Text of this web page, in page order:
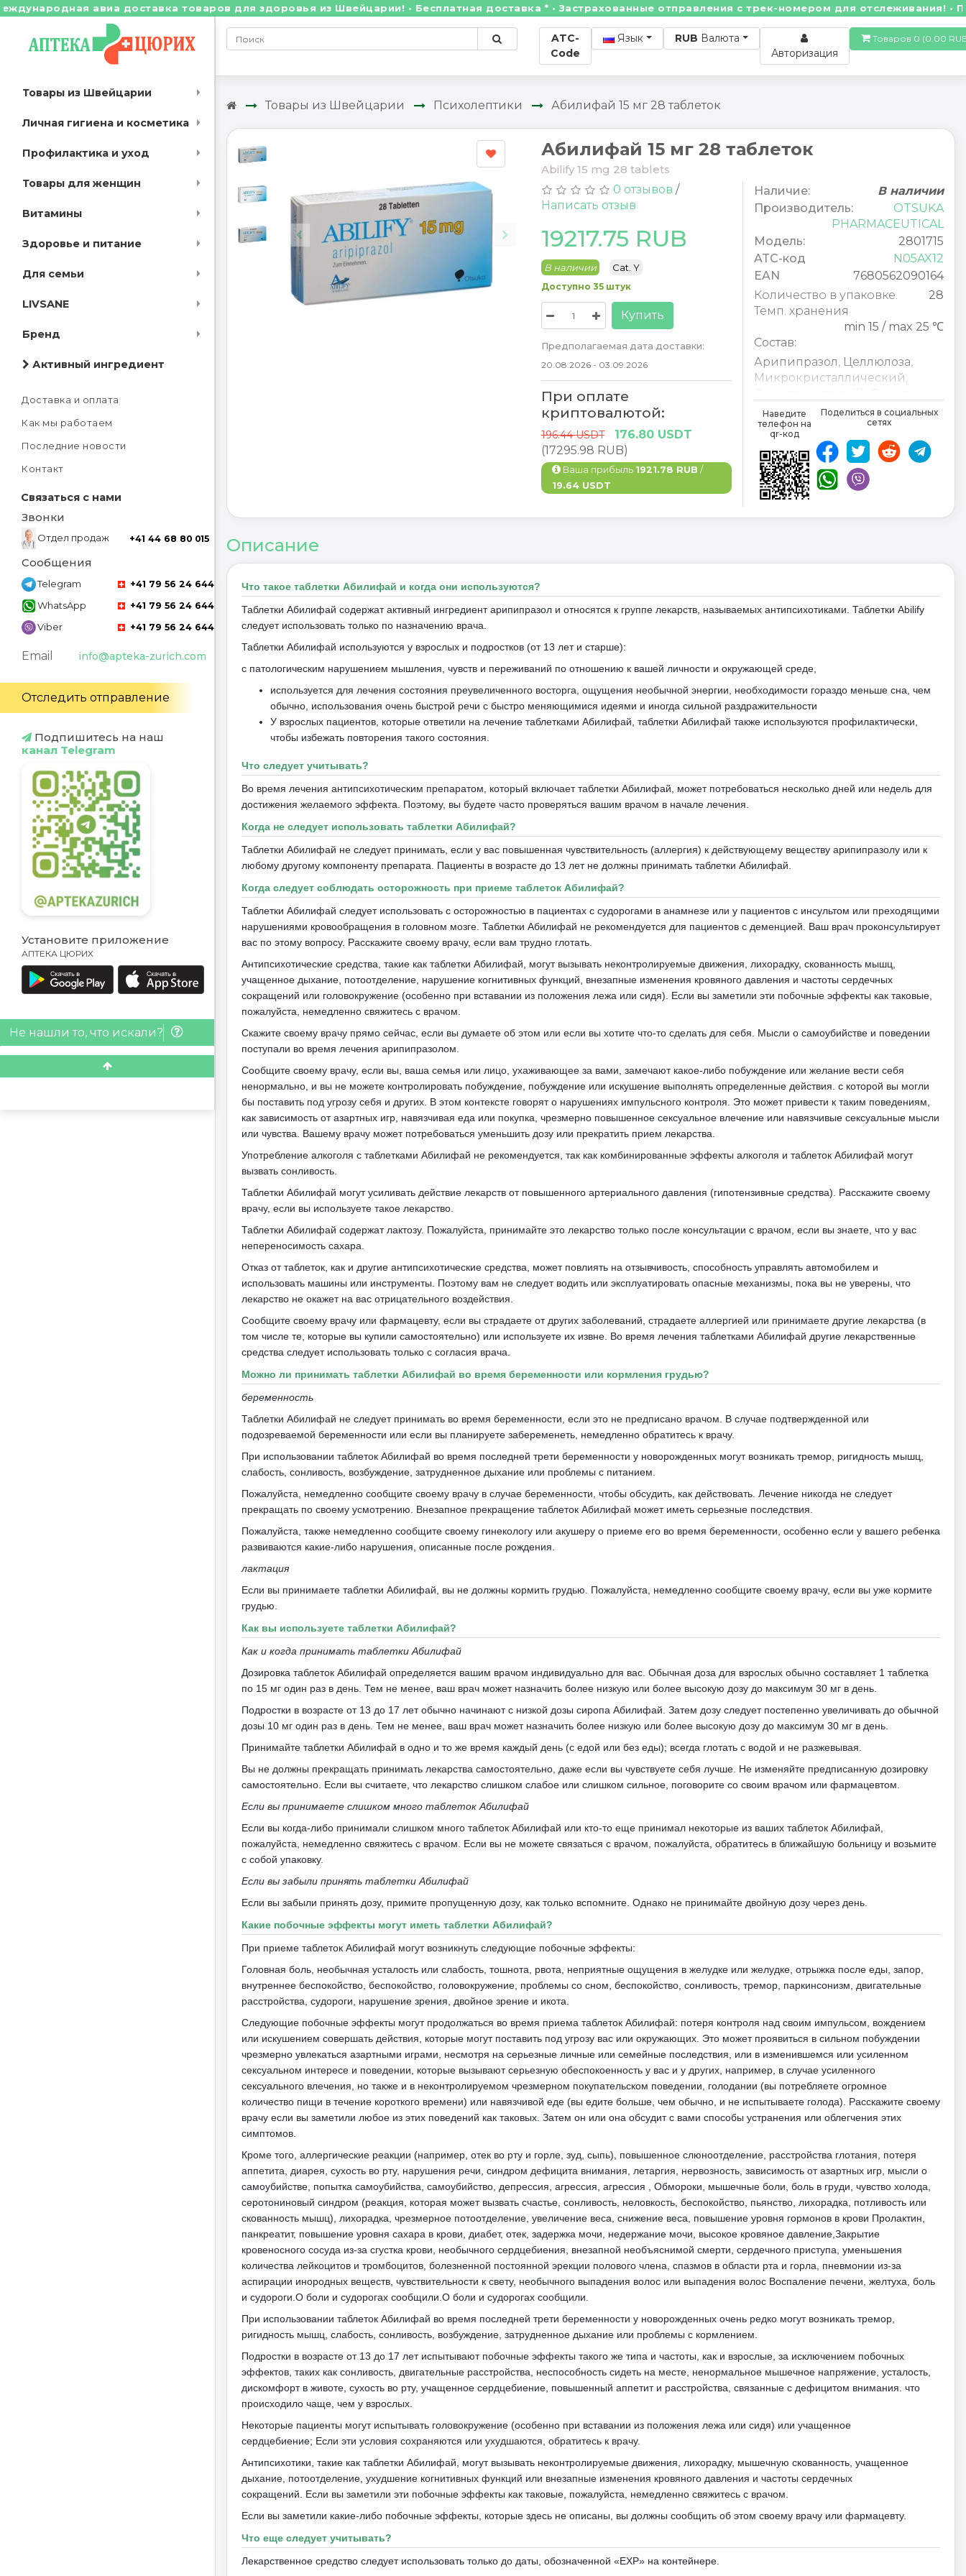
авиа доставка товаров для здоровья из Швейцарии! • Бесплатная доставка * • Застрахованные отправления с трек-номером для отслеживания! • По
Товары из Швейцарии
Личная гигиена и косметика
Профилактика и уход
Товары для женщин
Витамины
Здоровье и питание
Для семьи
LIVSANE
Бренд
Активный ингредиент
Доставка и оплата
Как мы работаем
Последние новости
Контакт
Связаться с нами
Звонки
Отдел продаж +41 44 68 80 015
Сообщения
Telegram +41 79 56 24 644
WhatsApp +41 79 56 24 644
Viber +41 79 56 24 644
Email info@apteka-zurich.com
Отследить отправление
Подпишитесь на наш
канал Telegram
Установите приложение
АПТЕКА ЦЮРИХ
Не нашли то, что искали?
ATC-
Code
Язык RUB Валюта
Авторизация
Товаров 0
Товары из Швейцарии Психолептики Абилифай 15 мг 28 таблеток
Абилифай 15 мг 28 таблеток
Abilify 15 mg 28 tablets
0 отзывов /
Написать отзыв
19217.75 RUB
В наличии Cat. Y
Доступно 35 штук
Купить
Предполагаемая дата доставки:
20.08.2026 - 03.09.2026
При оплате
криптовалютой:
196.44 USDT
176.80 USDT
(17295.98 RUB)
Ваша прибыль 1921.78 RUB /
19.64 USDT
Наличие:
В наличии
Производитель:
OTSUKA
PHARMACEUTICAL
Модель:
2801715
ATC-код
N05AX12
EAN
7680562090164
Количество в упаковке.
28
Темп. хранения
min 15 / max 25 ℃
Состав:
Арипипразол, Целлюлоза,
Микрокристаллический,
железа (iii)
Гипролоза ,Лактоза,
Магния стеарат
Магния
стеарат, Кукурузный крахмал
Aripiprazol ,Cellulose
mikrokristalline
Eisen(III)-oxid
Наведите
телефон на
qr-код
Поделиться в социальных
сетях
Описание
Что такое таблетки Абилифай и когда они используются?
Таблетки Абилифай содержат активный ингредиент арипипразол и относятся к группе лекарств, называемых антипсихотиками. Таблетки Abilify
следует использовать только по назначению врача.
Таблетки Абилифай используются у взрослых и подростков (от 13 лет и старше):
с патологическим нарушением мышления, чувств и переживаний по отношению к вашей личности и окружающей среде,
используется для лечения состояния преувеличенного восторга, ощущения необычной энергии, необходимости гораздо меньше сна, чем
обычно, использования очень быстрой речи с быстро меняющимися идеями и иногда сильной раздражительности
У взрослых пациентов, которые ответили на лечение таблетками Абилифай, таблетки Абилифай также используются профилактически,
чтобы избежать повторения такого состояния.
Что следует учитывать?
Во время лечения антипсихотическим препаратом, который включает таблетки Абилифай, может потребоваться несколько дней или недель для
достижения желаемого эффекта. Поэтому, вы будете часто проверяться вашим врачом в начале лечения.
Когда не следует использовать таблетки Абилифай?
Таблетки Абилифай не следует принимать, если у вас повышенная чувствительность (аллергия) к действующему веществу арипипразолу или к
любому другому компоненту препарата. Пациенты в возрасте до 13 лет не должны принимать таблетки Абилифай.
Когда следует соблюдать осторожность при приеме таблеток Абилифай?
Таблетки Абилифай следует использовать с осторожностью в пациентах с судорогами в анамнезе или у пациентов с инсультом или преходящими
нарушениями кровообращения в головном мозге. Таблетки Абилифай не рекомендуется для пациентов с деменцией. Ваш врач проконсультирует
вас по этому вопросу. Расскажите своему врачу, если вам трудно глотать.
Антипсихотические средства, такие как таблетки Абилифай, могут вызывать неконтролируемые движения, лихорадку, скованность мышц,
учащенное дыхание, потоотделение, нарушение когнитивных функций, внезапные изменения кровяного давления и частоты сердечных
сокращений или головокружение (особенно при вставании из положения лежа или сидя). Если вы заметили эти побочные эффекты как таковые,
пожалуйста, немедленно свяжитесь с врачом.
Скажите своему врачу прямо сейчас, если вы думаете об этом или если вы хотите что-то сделать для себя. Мысли о самоубийстве и поведении
поступали во время лечения арипипразолом.
Сообщите своему врачу, если вы, ваша семья или лицо, ухаживающее за вами, замечают какое-либо побуждение или желание вести себя
ненормально, и вы не можете контролировать побуждение, побуждение или искушение выполнять определенные действия. с которой вы могли
бы поставить под угрозу себя и других. В этом контексте говорят о нарушениях импульсного контроля. Это может привести к таким поведениям,
как зависимость от азартных игр, навязчивая еда или покупка, чрезмерно повышенное сексуальное влечение или навязчивые сексуальные мысли
или чувства. Вашему врачу может потребоваться уменьшить дозу или прекратить прием лекарства.
Употребление алкоголя с таблетками Абилифай не рекомендуется, так как комбинированные эффекты алкоголя и таблеток Абилифай могут
вызвать сонливость.
Таблетки Абилифай могут усиливать действие лекарств от повышенного артериального давления (гипотензивные средства). Расскажите своему
врачу, если вы используете такое лекарство.
Таблетки Абилифай содержат лактозу. Пожалуйста, принимайте это лекарство только после консультации с врачом, если вы знаете, что у вас
непереносимость сахара.
Отказ от таблеток, как и другие антипсихотические средства, может повлиять на отзывчивость, способность управлять автомобилем и
использовать машины или инструменты. Поэтому вам не следует водить или эксплуатировать опасные механизмы, пока вы не уверены, что
лекарство не окажет на вас отрицательного воздействия.
Сообщите своему врачу или фармацевту, если вы страдаете от других заболеваний, страдаете аллергией или принимаете другие лекарства (в
том числе те, которые вы купили самостоятельно) или используете их извне. Во время лечения таблетками Абилифай другие лекарственные
средства следует использовать только с согласия врача.
Можно ли принимать таблетки Абилифай во время беременности или кормления грудью?
беременность
Таблетки Абилифай не следует принимать во время беременности, если это не предписано врачом. В случае подтвержденной или
подозреваемой беременности или если вы планируете забеременеть, немедленно обратитесь к врачу.
При использовании таблеток Абилифай во время последней трети беременности у новорожденных могут возникать тремор, ригидность мышц,
слабость, сонливость, возбуждение, затрудненное дыхание или проблемы с питанием.
Пожалуйста, немедленно сообщите своему врачу в случае беременности, чтобы обсудить, как действовать. Лечение никогда не следует
прекращать по своему усмотрению. Внезапное прекращение таблеток Абилифай может иметь серьезные последствия.
Пожалуйста, также немедленно сообщите своему гинекологу или акушеру о приеме его во время беременности, особенно если у вашего ребенка
развиваются какие-либо нарушения, описанные после рождения.
лактация
Если вы принимаете таблетки Абилифай, вы не должны кормить грудью. Пожалуйста, немедленно сообщите своему врачу, если вы уже кормите
грудью.
Как вы используете таблетки Абилифай?
Как и когда принимать таблетки Абилифай
Дозировка таблеток Абилифай определяется вашим врачом индивидуально для вас. Обычная доза для взрослых обычно составляет 1 таблетка
по 15 мг один раз в день. Тем не менее, ваш врач может назначить более низкую или более высокую дозу до максимум 30 мг в день.
Подростки в возрасте от 13 до 17 лет обычно начинают с низкой дозы сиропа Абилифай. Затем дозу следует постепенно увеличивать до обычной
дозы 10 мг один раз в день. Тем не менее, ваш врач может назначить более низкую или более высокую дозу до максимум 30 мг в день.
Принимайте таблетки Абилифай в одно и то же время каждый день (с едой или без еды); всегда глотать с водой и не разжевывая.
Вы не должны прекращать принимать лекарства самостоятельно, даже если вы чувствуете себя лучше. Не изменяйте предписанную дозировку
самостоятельно. Если вы считаете, что лекарство слишком слабое или слишком сильное, поговорите со своим врачом или фармацевтом.
Если вы принимаете слишком много таблеток Абилифай
Если вы когда-либо принимали слишком много таблеток Абилифай или кто-то еще принимал некоторые из ваших таблеток Абилифай,
пожалуйста, немедленно свяжитесь с врачом. Если вы не можете связаться с врачом, пожалуйста, обратитесь в ближайшую больницу и возьмите
с собой упаковку.
Если вы забыли принять таблетки Абилифай
Если вы забыли принять дозу, примите пропущенную дозу, как только вспомните. Однако не принимайте двойную дозу через день.
Какие побочные эффекты могут иметь таблетки Абилифай?
При приеме таблеток Абилифай могут возникнуть следующие побочные эффекты:
Головная боль, необычная усталость или слабость, тошнота, рвота, неприятные ощущения в желудке или желудке, отрыжка после еды, запор,
внутреннее беспокойство, беспокойство, головокружение, проблемы со сном, беспокойство, сонливость, тремор, паркинсонизм, двигательные
расстройства, судороги, нарушение зрения, двойное зрение и икота.
Следующие побочные эффекты могут продолжаться во время приема таблеток Абилифай: потеря контроля над своим импульсом, вождением
или искушением совершать действия, которые могут поставить под угрозу вас или окружающих. Это может проявиться в сильном побуждении
чрезмерно увлекаться азартными играми, несмотря на серьезные личные или семейные последствия, или в изменившемся или усиленном
сексуальном интересе и поведении, которые вызывают серьезную обеспокоенность у вас и у других, например, в случае усиленного
сексуального влечения, но также и в неконтролируемом чрезмерном покупательском поведении, голодании (вы потребляете огромное
количество пищи в течение короткого времени) или навязчивой еде (вы едите больше, чем обычно, и не испытываете голода). Расскажите своему
врачу если вы заметили любое из этих поведений как таковых. Затем он или она обсудит с вами способы устранения или облегчения этих
симптомов.
Кроме того, аллергические реакции (например, отек во рту и горле, зуд, сыпь), повышенное слюноотделение, расстройства глотания, потеря
аппетита, диарея, сухость во рту, нарушения речи, синдром дефицита внимания, летаргия, нервозность, зависимость от азартных игр, мысли о
самоубийстве, попытка самоубийства, самоубийство, депрессия, агрессия, агрессия , Обмороки, мышечные боли, боль в груди, чувство холода,
серотониновый синдром (реакция, которая может вызвать счастье, сонливость, неловкость, беспокойство, пьянство, лихорадка, потливость или
скованность мышц), лихорадка, чрезмерное потоотделение, увеличение веса, снижение веса, повышение уровня гормонов в крови Пролактин,
панкреатит, повышение уровня сахара в крови, диабет, отек, задержка мочи, недержание мочи, высокое кровяное давление,Закрытие
кровеносного сосуда из-за сгустка крови, необычного сердцебиения, внезапной необъяснимой смерти, сердечного приступа, уменьшения
количества лейкоцитов и тромбоцитов, болезненной постоянной эрекции полового члена, спазмов в области рта и горла, пневмонии из-за
аспирации инородных веществ, чувствительности к свету, необычного выпадения волос или выпадения волос Воспаление печени, желтуха, боль
и судороги.О боли и судорогах сообщили.О боли и судорогах сообщили.
При использовании таблеток Абилифай во время последней трети беременности у новорожденных очень редко могут возникать тремор,
ригидность мышц, слабость, сонливость, возбуждение, затрудненное дыхание или проблемы с кормлением.
Подростки в возрасте от 13 до 17 лет испытывают побочные эффекты такого же типа и частоты, как и взрослые, за исключением побочных
эффектов, таких как сонливость, двигательные расстройства, неспособность сидеть на месте, ненормальное мышечное напряжение, усталость,
дискомфорт в животе, сухость во рту, учащенное сердцебиение, повышенный аппетит и расстройства, связанные с дефицитом внимания. что
происходило чаще, чем у взрослых.
Некоторые пациенты могут испытывать головокружение (особенно при вставании из положения лежа или сидя) или учащенное
сердцебиение; Если эти условия сохраняются или ухудшаются, обратитесь к врачу.
Антипсихотики, такие как таблетки Абилифай, могут вызывать неконтролируемые движения, лихорадку, мышечную скованность, учащенное
дыхание, потоотделение, ухудшение когнитивных функций или внезапные изменения кровяного давления и частоты сердечных
сокращений. Если вы заметили эти побочные эффекты как таковые, пожалуйста, немедленно свяжитесь с врачом.
Если вы заметили какие-либо побочные эффекты, которые здесь не описаны, вы должны сообщить об этом своему врачу или фармацевту.
Что еще следует учитывать?
Лекарственное средство следует использовать только до даты, обозначенной «EXP» на контейнере.